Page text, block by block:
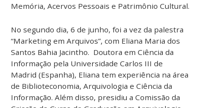
Memória, Acervos Pessoais e Patrimônio Cultural.
No segundo dia, 6 de junho, foi a vez da palestra
“Marketing em Arquivos”, com Eliana Maria dos
Santos Bahia Jacintho. Doutora em Ciência da
Informação pela Universidade Carlos III de
Madrid (Espanha), Eliana tem experiência na área
de Biblioteconomia, Arquivologia e Ciência da
Informação. Além disso, presidiu a Comissão da